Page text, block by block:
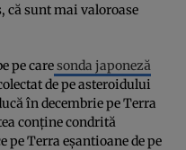
că sunt mai valoroase
pe caresonda japoneză
de pe asteroidului
în decembrie pe Terra
conține condrită
pe Terra eșantioane de pe